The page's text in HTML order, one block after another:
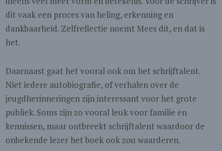
dit vaak een proces van heling, erkenning en
dankbaarheid. Zelfreflectie noemt Mees dit, en dat is
het.
Daarnaast gaat het vooral ook om het schrijftalent.
Niet iedere autobiografie, of verhalen over de
jeugdherinneringen zijn interessant voor het grote
publiek. Soms zijn zo vooral leuk voor familie en
kennissen, maar ontbreekt schrijftalent waardoor de
onbekende lezer het boek ook zou waarderen.